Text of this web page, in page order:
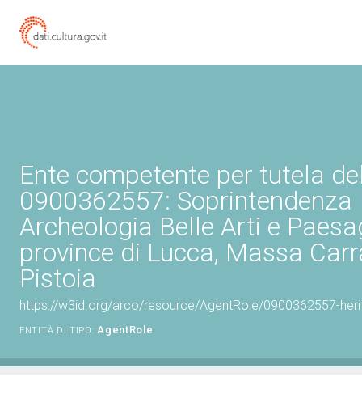
Ente competente per tutela
0900362557: Soprintendenza
Archeologia Belle Arti e
province di Lucca, Massa
Pistoia
https://w3id.org/arco/resource/AgentRole/0900362557-
ENTITÀ DI TIPO: AgentRole